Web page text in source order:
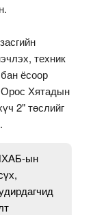
техник
ёсоор
Орос Хятадын
2" төслийг
ын